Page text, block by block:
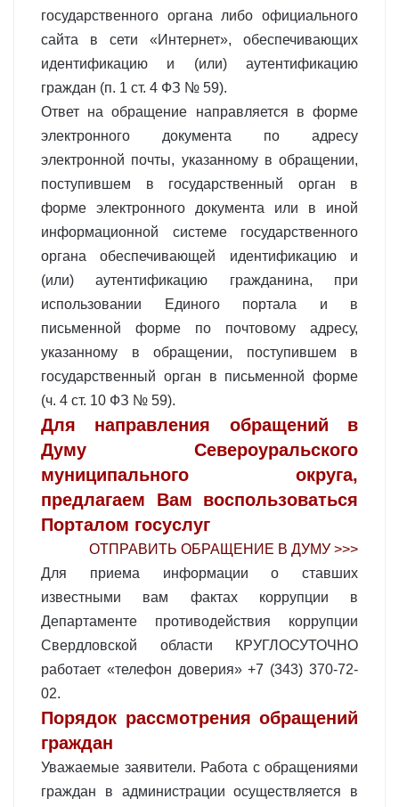
государственного органа либо официального
сайта в сети «Интернет», обеспечивающих
идентификацию и (или) аутентификацию
граждан (п. 1 ст. 4 ФЗ № 59).
Ответ на обращение направляется в форме
электронного документа по адресу
электронной почты, указанному в обращении,
поступившем в государственный орган в
форме электронного документа или в иной
информационной системе государственного
органа обеспечивающей идентификацию и
(или) аутентификацию гражданина, при
использовании Единого портала и в
письменной форме по почтовому адресу,
указанному в обращении, поступившем в
государственный орган в письменной форме
(ч. 4 ст. 10 ФЗ № 59).
Для направления обращений в
Думу Североуральского
муниципального округа,
предлагаем Вам воспользоваться
Порталом госуслуг
ОТПРАВИТЬ ОБРАЩЕНИЕ В ДУМУ >>>
Для приема информации о ставших
известными вам фактах коррупции в
Департаменте противодействия коррупции
Свердловской области КРУГЛОСУТОЧНО
работает «телефон доверия» +7 (343) 370-72-
02.
Порядок рассмотрения обращений
граждан
Уважаемые заявители. Работа с обращениями
граждан в администрации осуществляется в